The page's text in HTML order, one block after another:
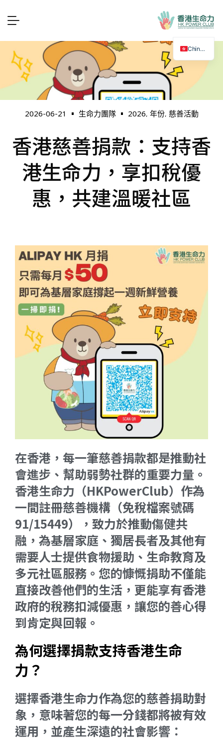
2026-06-21 生命力團隊 2026, 年份, 慈善活動
香港慈善捐款：支持香
港生命力，享扣稅優
惠，共建溫暖社區
在香港，每一筆慈善捐款都是推動社
會進步、幫助弱勢社群的重要力量。
香港生命力（HKPowerClub）作為
一間註冊慈善機構（免稅檔案號碼
91/15449），致力於推動傷健共
融，為基層家庭、獨居長者及其他有
需要人士提供食物援助、生命教育及
多元社區服務。您的慷慨捐助不僅能
直接改善他們的生活，更能享有香港
政府的稅務扣減優惠，讓您的善心得
到肯定與回報。
為何選擇捐款支持香港生命
力？
選擇香港生命力作為您的慈善捐助對
象，意味著您的每一分錢都將被有效
運用，並產生深遠的社會影響：
Chinese